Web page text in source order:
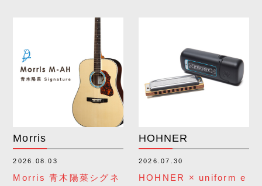
Bill Lawrence U.
Morris
2026.08.03
Morris 青木陽菜シグネ
HOHNER
2026.07.30
HOHNER × uniform e